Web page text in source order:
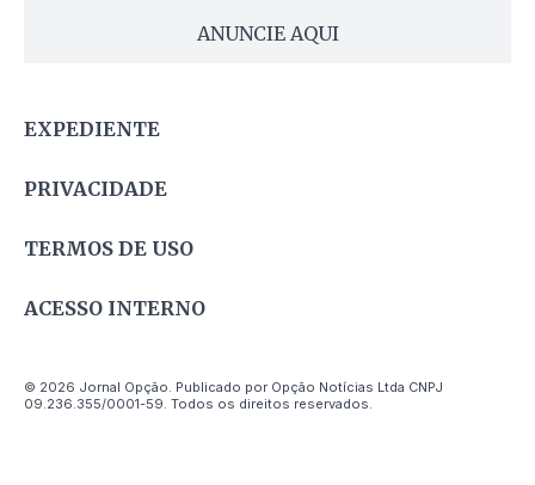
ANUNCIE AQUI
EXPEDIENTE
PRIVACIDADE
TERMOS DE USO
ACESSO INTERNO
© 2026 Jornal Opção. Publicado por Opção Notícias Ltda CNPJ
09.236.355/0001-59. Todos os direitos reservados.